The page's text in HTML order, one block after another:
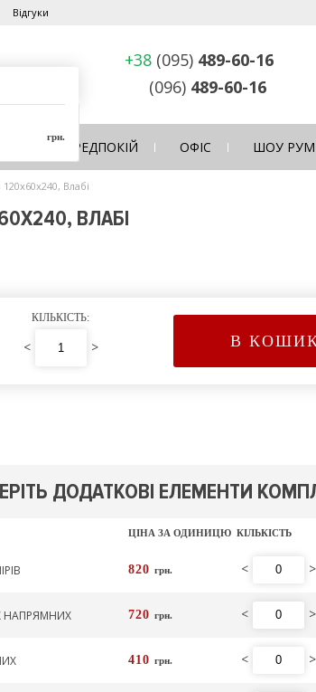
Відгуки
грн.
+38 (095) 489-60-16
(096) 489-60-16
ПЕРЕДПОКІЙ ОФІС ШОУ РУМ
Влабі
ВЛАБІ
КІЛЬКІСТЬ:
< > В
ДОДАТКОВІ ЕЛЕМЕНТИ
ЦІНА ЗА ОДИНИЦЮ КІЛЬКІСТЬ
820 грн. < >
НАПРЯМНИХ 720 грн. < >
410 грн. < >